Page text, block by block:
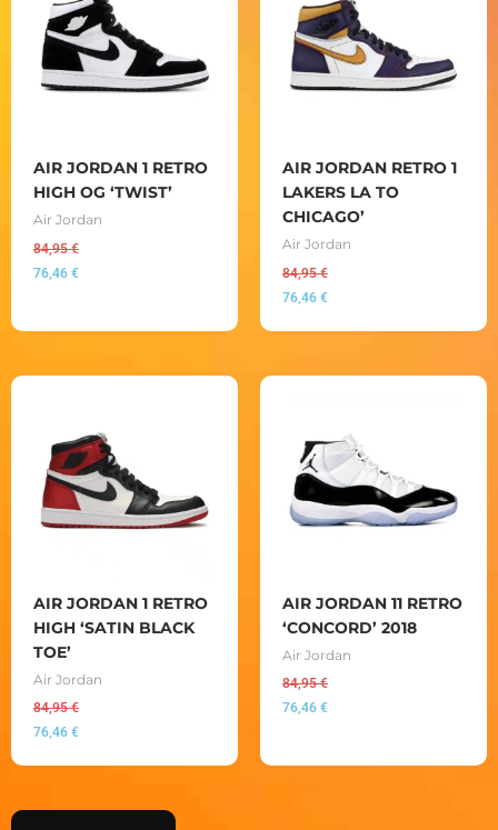
AIR JORDAN 1 RETRO
HIGH OG ‘TWIST’
Air Jordan
84,95€
76,46 €
AIR JORDAN RETRO 1
LAKERS LA TO
CHICAGO’
Air Jordan
84,95€
76,46 €
AIR JORDAN 1 RETRO
HIGH ‘SATIN BLACK
TOE’
Air Jordan
84,95€
76,46 €
AIR JORDAN 11 RETRO
‘CONCORD’ 2018
Air Jordan
84,95€
76,46 €